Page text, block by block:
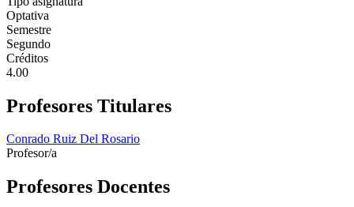
Optativa
Semestre
Segundo
Créditos
4.00
Profesores Titulares
Conrado Ruiz Del Rosario
Profesor/a
Profesores Docentes